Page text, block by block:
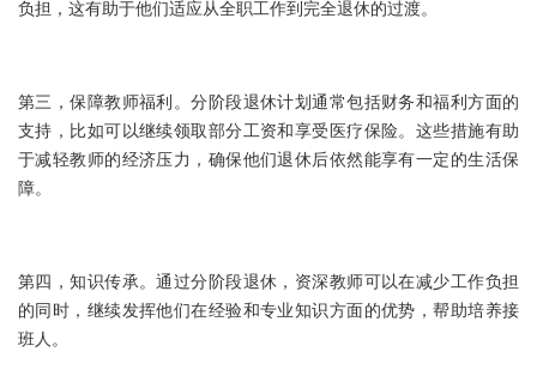
负担，这有助于他们适应从全职工作到完全退休的过渡。
第三，保障教师福利。分阶段退休计划通常包括财务和福利方面的
支持，比如可以继续领取部分工资和享受医疗保险。这些措施有助
于减轻教师的经济压力，确保他们退休后依然能享有一定的生活保
障。
第四，知识传承。通过分阶段退休，资深教师可以在减少工作负担
的同时，继续发挥他们在经验和专业知识方面的优势，帮助培养接
班人。